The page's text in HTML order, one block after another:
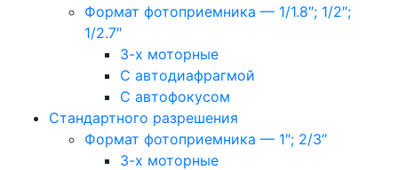
Формат фотоприемника — 1/1.8″; 1/2″;
1/2.7″
3-х моторные
С автодиафрагмой
С автофокусом
Стандартного разрешения
Формат фотоприемника — 1″; 2/3″
3-х моторные